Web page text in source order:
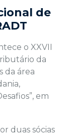
de
o XXVII
da
da área
em
duas sócias